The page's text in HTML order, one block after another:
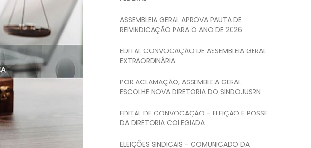
ASSEMBLEIA GERAL APROVA PAUTA DE
REIVINDICAÇÃO PARA O ANO DE 2026
EDITAL CONVOCAÇÃO DE ASSEMBLEIA GERAL
EXTRAORDINÁRIA
POR ACLAMAÇÃO, ASSEMBLEIA GERAL
ESCOLHE NOVA DIRETORIA DO SINDOJUSRN
EDITAL DE CONVOCAÇÃO - ELEIÇÃO E POSSE
DA DIRETORIA COLEGIADA
ELEIÇÕES SINDICAIS - COMUNICADO DA